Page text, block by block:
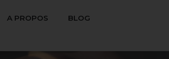
A PROPOS BLOG